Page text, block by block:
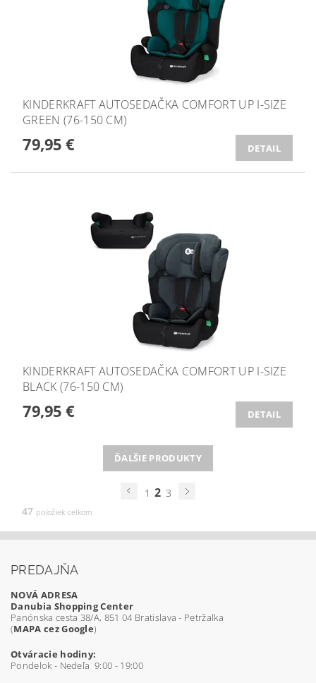
KINDERKRAFT AUTOSEDAČKA COMFORT UP I-SIZE
GREEN (76-150 CM)
79,95 € DETAIL
KINDERKRAFT AUTOSEDAČKA COMFORT UP I-SIZE
BLACK (76-150 CM)
79,95 € DETAIL
ĎALŠIE PRODUKTY
1 2 3
47 položiek celkom
PREDAJŇA
NOVÁ ADRESA
Danubia Shopping Center
Panónska cesta 38/A, 851 04 Bratislava - Petržalka
(MAPA cez Google)
Otváracie hodiny:
Pondelok - Nedeľa 9:00 - 19:00